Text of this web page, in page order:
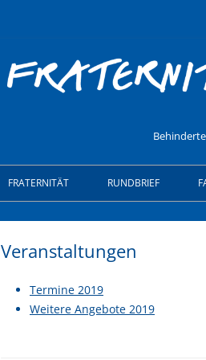
FRATERNITÄT RUNDBRIEF
Veranstaltungen
Termine 2019
Weitere Angebote 2019